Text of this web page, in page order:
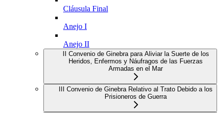
Cláusula Final
Anejo I
Anejo II
II Convenio de Ginebra para Aliviar la Suerte de los
Heridos, Enfermos y Náufragos de las Fuerzas
Armadas en el Mar
III Convenio de Ginebra Relativo al Trato Debido a los
Prisioneros de Guerra